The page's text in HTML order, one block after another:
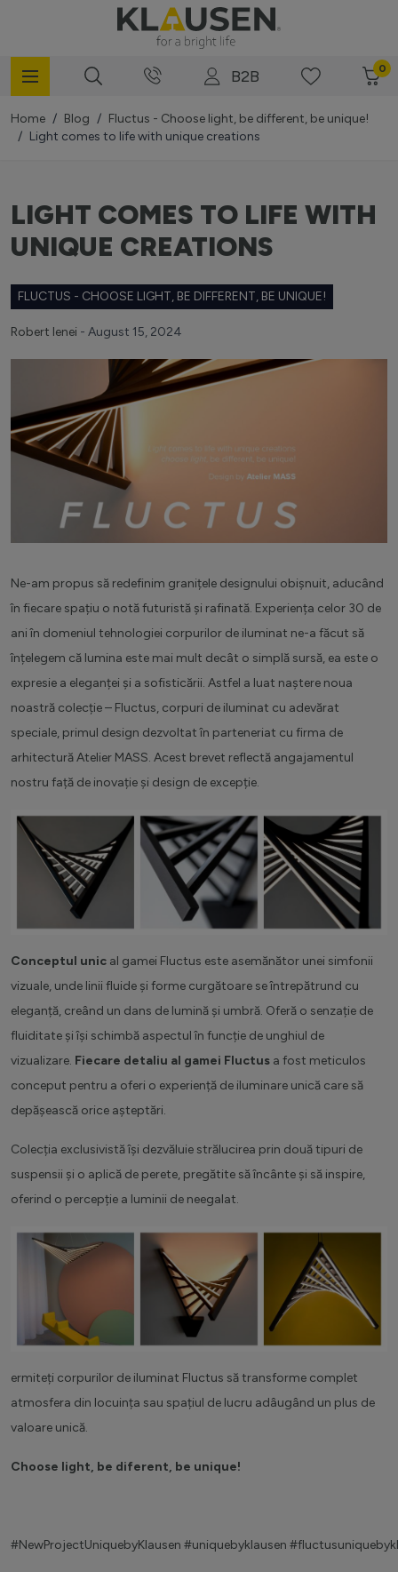
B2B 0
Home / Blog / Fluctus - Choose light, be different, be unique!
/ Light comes to life with unique creations
LIGHT COMES TO LIFE WITH
UNIQUE CREATIONS
FLUCTUS - CHOOSE LIGHT, BE DIFFERENT, BE UNIQUE!
Robert Ienei - August 15, 2024
Ne-am propus să redefinim granițele designului obișnuit, aducând
în fiecare spațiu o notă futuristă și rafinată. Experiența celor 30 de
ani în domeniul tehnologiei corpurilor de iluminat ne-a făcut să
înțelegem că lumina este mai mult decât o simplă sursă, ea este o
expresie a eleganței și a sofisticării. Astfel a luat naștere noua
noastră colecție – Fluctus, corpuri de iluminat cu adevărat
speciale, primul design dezvoltat în parteneriat cu firma de
arhitectură Atelier MASS. Acest brevet reflectă angajamentul
nostru față de inovație și design de excepție.
Conceptul unic al gamei Fluctus este asemănător unei simfonii
vizuale, unde linii fluide și forme curgătoare se întrepătrund cu
eleganță, creând un dans de lumină și umbră. Oferă o senzație de
fluiditate și își schimbă aspectul în funcție de unghiul de
vizualizare. Fiecare detaliu al gamei Fluctus a fost meticulos
conceput pentru a oferi o experiență de iluminare unică care să
depășească orice așteptări.
Colecția exclusivistă își dezvăluie strălucirea prin două tipuri de
suspensii și o aplică de perete, pregătite să încânte și să inspire,
oferind o percepție a luminii de neegalat.
ermiteți corpurilor de iluminat Fluctus să transforme complet
atmosfera din locuința sau spațiul de lucru adâugând un plus de
valoare unică.
Choose light, be diferent, be unique!
#NewProjectUniquebyKlausen #uniquebyklausen